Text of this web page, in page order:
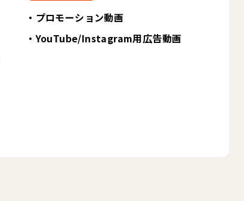
・プロモーション動画
・YouTube/Instagram用広告動画